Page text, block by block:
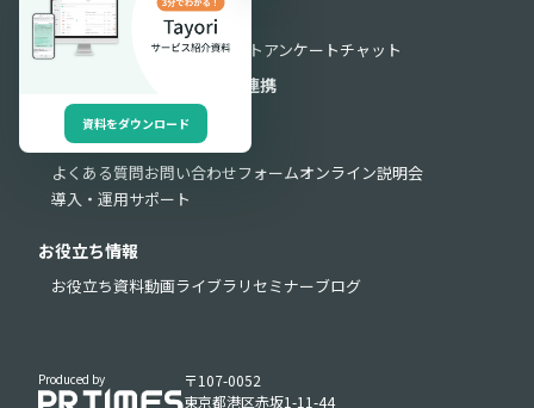
機能一覧
フォームFAQ AIチャットボットアンケートチャット
API連携
サポート
よくある質問お問い合わせフォームオンライン説明会
導入・運用サポート
お役立ち情報
お役立ち資料動画ライブラリ セミナーブログ
Produced by
〒107-0052
東京都港区赤坂1-11-44
資料をダウンロード